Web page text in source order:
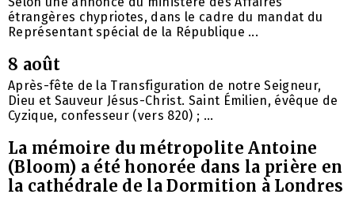
étrangères chypriotes, dans le cadre du mandat du
Représentant spécial de la République ...
8 août
Après-fête de la Transfiguration de notre Seigneur,
Dieu et Sauveur Jésus-Christ. Saint Émilien, évêque de
Cyzique, confesseur (vers 820) ; ...
La mémoire du métropolite Antoine
(Bloom) a été honorée dans la prière en
la cathédrale de la Dormition à Londres